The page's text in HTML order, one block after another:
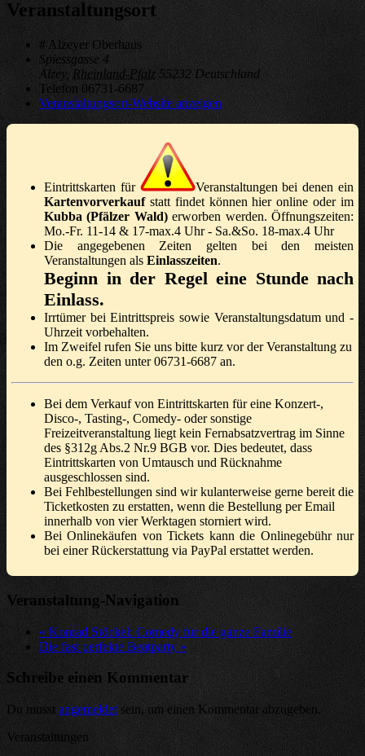
Veranstaltungsort
# Alzeyer Oberhaus
Spiessgasse 4
Alzey, Rheinland-Pfalz 55232 Deutschland
Telefon 06731-6687
Veranstaltungsort-Website anzeigen
Eintrittskarten für
Veranstaltungen bei denen ein
Kartenvorverkaufstatt findet können hier online oder im
Kubba (Pfälzer Wald)erworben werden. Öffnungszeiten:
Mo.-Fr. 11-14 & 17-max.4 Uhr - Sa.&So. 18-max.4 Uhr
Die angegebenen Zeiten gelten bei den meisten
Veranstaltungen als Einlasszeiten.
Beginn in der Regel eine Stunde nach
Einlass.
Irrtümer bei Eintrittspreis sowie Veranstaltungsdatum und -
Uhrzeit vorbehalten.
Im Zweifel rufen Sie uns bitte kurz vor der Veranstaltung zu
den o.g. Zeiten unter 06731-6687 an.
Bei dem Verkauf von Eintrittskarten für eine Konzert-,
Disco-, Tasting-, Comedy- oder sonstige
Freizeitveranstaltung liegt kein Fernabsatzvertrag im Sinne
des §312g Abs.2 Nr.9 BGB vor. Dies bedeutet, dass
Eintrittskarten von Umtausch und Rücknahme
ausgeschlossen sind.
Bei Fehlbestellungen sind wir kulanterweise gerne bereit die
Ticketkosten zu erstatten, wenn die Bestellung per Email
innerhalb von vier Werktagen storniert wird.
Bei Onlinekäufen von Tickets kann die Onlinegebühr nur
bei einer Rückerstattung via PayPal erstattet werden.
Veranstaltung-Navigation
« Konrad Stöckel: Comedy für die ganze Familie
Die fast perfekte Beatparty »
Schreibe einen Kommentar
Du musst angemeldet sein, um einen Kommentar abzugeben.
Veranstaltungen